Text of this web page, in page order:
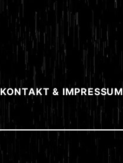
KONTAKT & IMPRESSUM